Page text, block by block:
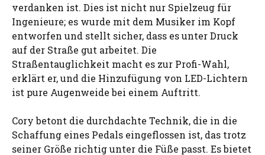
verdanken ist. Dies ist nicht nur Spielzeug für
Ingenieure; es wurde mit dem Musiker im Kopf
entworfen und stellt sicher, dass es unter Druck
auf der Straße gut arbeitet. Die
Straßentauglichkeit macht es zur Profi-Wahl,
erklärt er, und die Hinzufügung von LED-Lichtern
ist pure Augenweide bei einem Auftritt.
Cory betont die durchdachte Technik, die in die
Schaffung eines Pedals eingeflossen ist, das trotz
seiner Größe richtig unter die Füße passt. Es bietet